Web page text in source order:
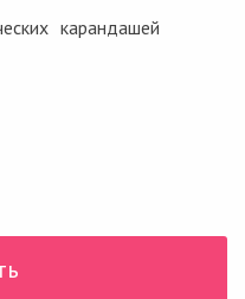
карандашей